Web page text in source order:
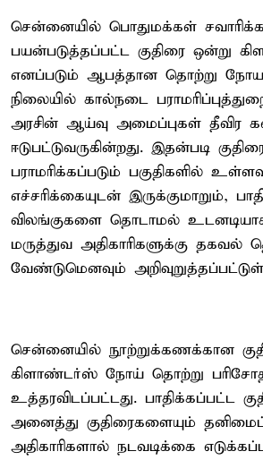
சென்னையில் பொதுமக்கள்
பயன்படுத்தப்பட்ட குதிரை ஒன்று
எனப்படும் ஆபத்தான தொற்று
நிலையில் கால்நடை
அரசின் ஆய்வு அமைப்புகள் தீவிர
ஈடுபட்டுவருகின்றது. இதன்படி
பராமரிக்கப்படும் பகுதிகளில்
எச்சரிக்கையுடன் இருக்குமாறும்,
விலங்குகளை தொடாமல்
மருத்துவ அதிகாரிகளுக்கு தகவல்
வேண்டுமெனவும்
சென்னையில் நூற்றுக்கணக்கான
கிளாண்டர்ஸ் நோய் தொற்று
உத்தரவிடப்பட்டது. பாதிக்கப்பட்ட
அனைத்து குதிரைகளையும்
அதிகாரிகளால் நடவடிக்கை